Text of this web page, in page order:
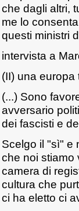
che dagli altri,
me lo
questi ministri
intervista a
(II) una europa
(...) Sono
avversario
dei fascisti e
Scelgo il "sì" e
che noi stiamo
camera di
cultura che
ci ha eletto ci